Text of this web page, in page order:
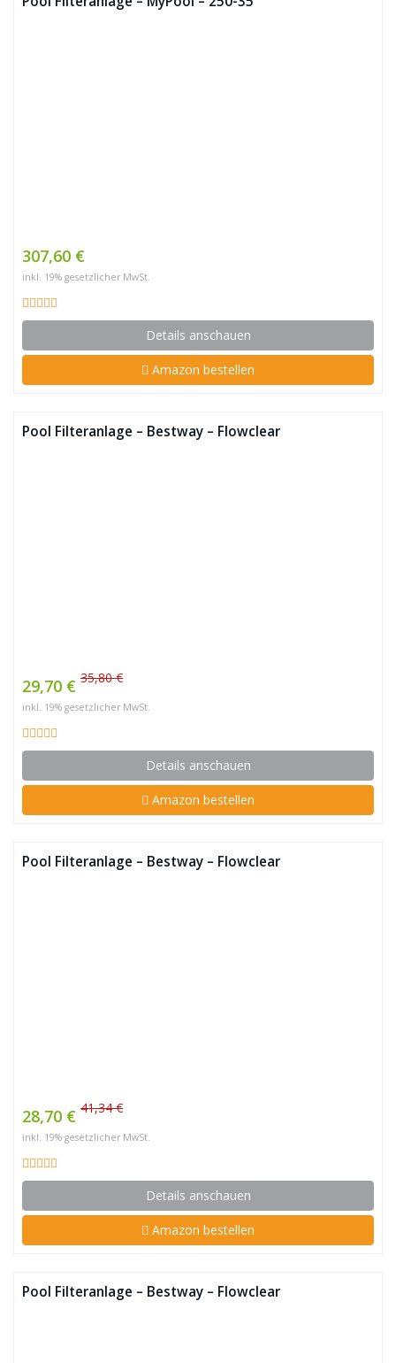
307,60 €
inkl. 19% gesetzlicher MwSt.
Details anschauen
Amazon bestellen
Pool Filteranlage – Bestway – Flowclear
29,70 € 35,80 €
inkl. 19% gesetzlicher MwSt.
Details anschauen
Amazon bestellen
Pool Filteranlage – Bestway – Flowclear
28,70 € 41,34 €
inkl. 19% gesetzlicher MwSt.
Details anschauen
Amazon bestellen
Pool Filteranlage – Bestway – Flowclear